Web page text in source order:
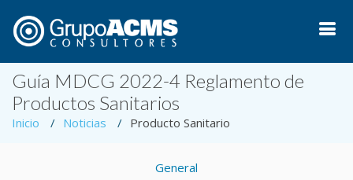
Guía MDCG 2022-4 Reglamento de
Productos Sanitarios
Inicio Noticias Producto Sanitario
General